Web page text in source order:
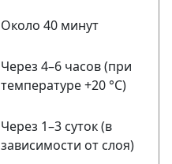
Около 40 минут
Через 4–6 часов (при
температуре +20 °C)
Через 1–3 суток (в
зависимости от слоя)